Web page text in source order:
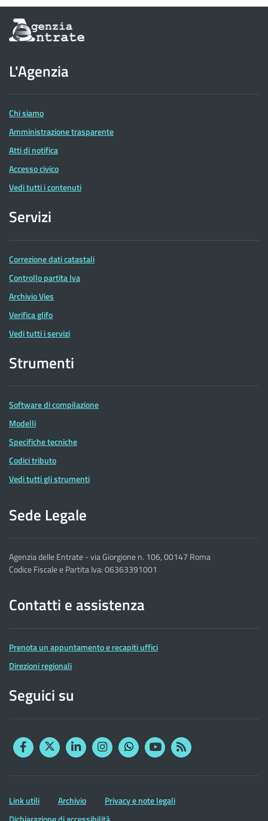
Informazioni
sul
dell'Agenzia
delle
Entrate
L'Agenzia
Chi siamo
Amministrazione trasparente
Atti di notifica
Accesso civico
Vedi tutti i contenuti
Servizi
Correzione dati catastali
Controllo partita Iva
Archivio Vies
Verifica glifo
Vedi tutti i servizi
Strumenti
Software di compilazione
Modelli
Specifiche tecniche
Codici tributo
Vedi tutti gli strumenti
Sede Legale
Agenzia delle Entrate - via Giorgione n. 106, 00147 Roma
Codice Fiscale e Partita Iva: 06363391001
Contatti e assistenza
Prenota un appuntamento e recapiti uffici
Direzioni regionali
Seguici su
FacebookTwitterLinkedinInstagram
YouTubeRSS
Altre
informazioni
Link utili Archivio
Privacy e note legali